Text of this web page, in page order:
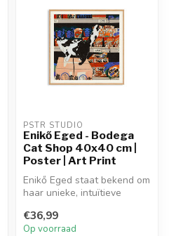
PSTR STUDIO
Enikő Eged - Bodega
Cat Shop 40x40 cm |
Poster | Art Print
Enikő Eged staat bekend om
haar unieke, intuïtieve
si...
€36,99
Op voorraad